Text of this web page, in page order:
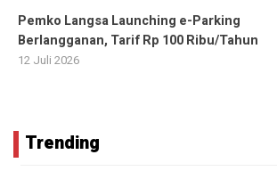
Pemko Langsa Launching e-Parking
Berlangganan, Tarif Rp 100 Ribu/Tahun
12 Juli 2026
Trending